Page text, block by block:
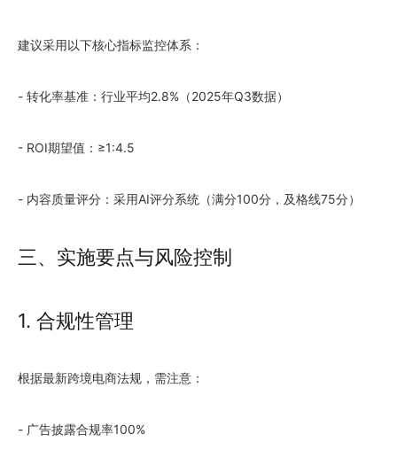
建议采用以下核心指标监控体系：
- 转化率基准：行业平均2.8%（2025年Q3数据）
- ROI期望值：≥1:4.5
- 内容质量评分：采用AI评分系统（满分100分，及格线75分）
三、实施要点与风险控制
1. 合规性管理
根据最新跨境电商法规，需注意：
- 广告披露合规率100%